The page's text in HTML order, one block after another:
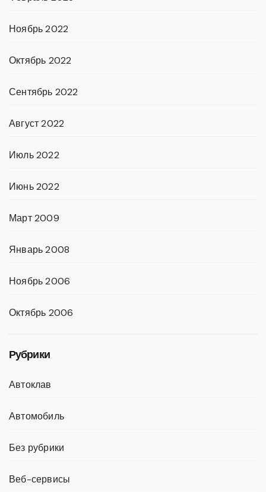
Ноябрь 2022
Октябрь 2022
Сентябрь 2022
Август 2022
Июль 2022
Июнь 2022
Март 2009
Январь 2008
Ноябрь 2006
Октябрь 2006
Рубрики
Автоклав
Автомобиль
Без рубрики
Веб-сервисы